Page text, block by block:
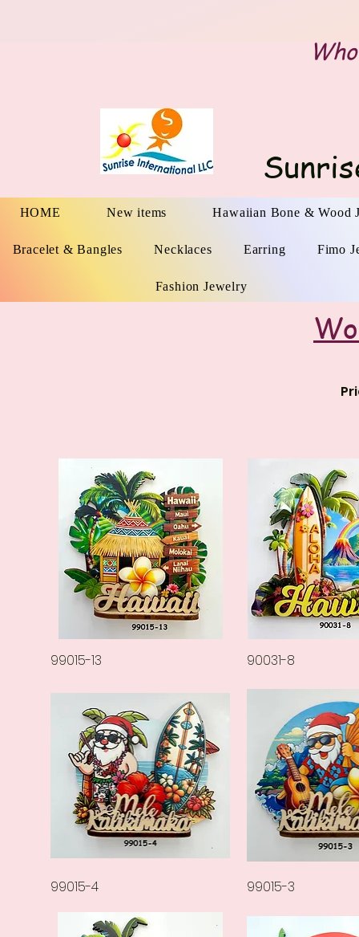
90031-8
99015-13
99015-3
99015-4
HOME New items Hawaiian Bone & Wood
Bracelet & Bangles Necklaces Earring Fimo
Fashion Jewelry